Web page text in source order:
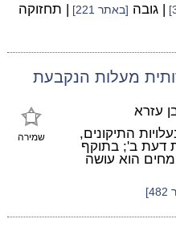
| גובה [באתר 221] | תחזוקה
מעלות הנקבעת
שמירה
עזרא
התיקונים,
דעת ב'; בתוקף
הוא עושה